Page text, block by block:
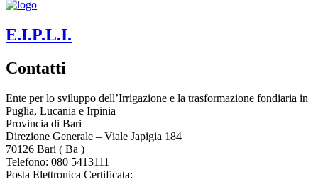
E.I.P.L.I.
Contatti
Ente per lo sviluppo dell’Irrigazione e la trasformazione fondiaria in
Puglia, Lucania e Irpinia
Provincia di Bari
Direzione Generale – Viale Japigia 184
70126 Bari ( Ba )
Telefono: 080 5413111
Posta Elettronica Certificata: